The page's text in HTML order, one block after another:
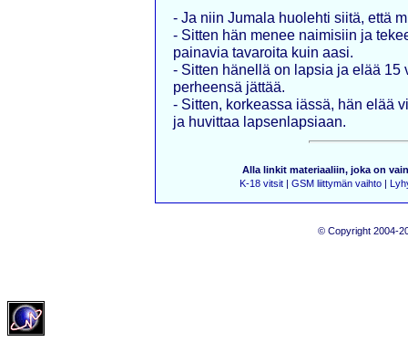
- Ja niin Jumala huolehti siitä, että
- Sitten hän menee naimisiin ja
painavia tavaroita kuin aasi.
- Sitten hänellä on lapsia ja elää 15
perheensä jättää.
- Sitten, korkeassa iässä, hän elää
ja huvittaa lapsenlapsiaan.
Alla linkit materiaaliin, joka on
K-18 vitsit | GSM liittymän vaihto |
© Copyright 2004-